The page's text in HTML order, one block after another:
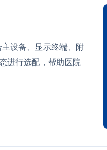
设备、显示终端、附
进行选配，帮助医院